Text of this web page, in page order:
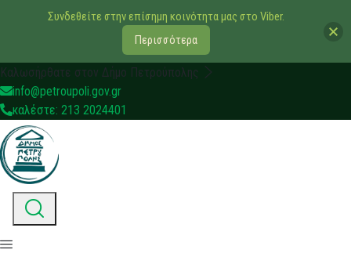
Καλωσήρθατε στον Δήμο Πετρούπολης
info@petroupoli.gov.gr
καλέστε: 213 2024401
Συνδεθείτε στην επίσημη κοινότητα μας στο Viber.
Περισσότερα